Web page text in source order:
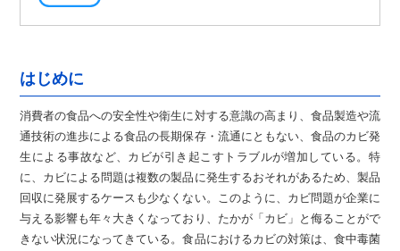
はじめに
消費者の食品への安全性や衛生に対する意識の高まり、食品製造や流
通技術の進歩による食品の長期保存・流通にともない、食品のカビ発
生による事故など、カビが引き起こすトラブルが増加している。特
に、カビによる問題は複数の製品に発生するおそれがあるため、製品
回収に発展するケースも少なくない。このように、カビ問題が企業に
与える影響も年々大きくなっており、たかが「カビ」と侮ることがで
きない状況になってきている。食品におけるカビの対策は、食中毒菌